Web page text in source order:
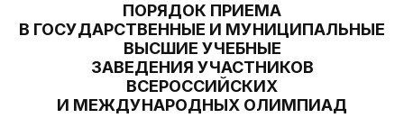
ПОРЯДОК ПРИЕМА
В ГОСУДАРСТВЕННЫЕ И МУНИЦИПАЛЬНЫЕ
ВЫСШИЕ УЧЕБНЫЕ
ЗАВЕДЕНИЯ УЧАСТНИКОВ
ВСЕРОССИЙСКИХ
И МЕЖДУНАРОДНЫХ ОЛИМПИАД